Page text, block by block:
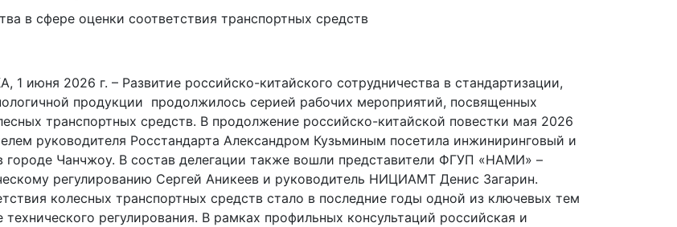
2026 г. – Развитие российско-китайского сотрудничества в стандартизации,
продукции продолжилось серией рабочих мероприятий, посвященных
транспортных средств. В продолжение российско-китайской повестки мая 2026
руководителя Росстандарта Александром Кузьминым посетила инжиниринговый и
городе Чанчжоу. В состав делегации также вошли представители ФГУП «НАМИ» –
регулированию Сергей Аникеев и руководитель НИЦИАМТ Денис Загарин.
колесных транспортных средств стало в последние годы одной из ключевых тем
регулирования. В рамках профильных консультаций российская и